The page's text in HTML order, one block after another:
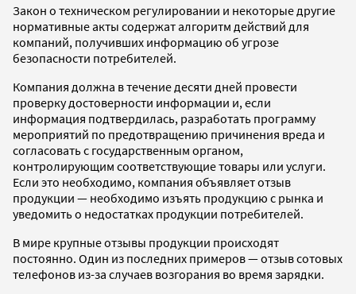
Закон о техническом регулировании и некоторые другие
нормативные акты содержат алгоритм действий для
компаний, получивших информацию об угрозе
безопасности потребителей.
Компания должна в течение десяти дней провести
проверку достоверности информации и, если
информация подтвердилась, разработать программу
мероприятий по предотвращению причинения вреда и
согласовать с государственным органом,
контролирующим соответствующие товары или услуги.
Если это необходимо, компания объявляет отзыв
продукции — необходимо изъять продукцию с рынка и
уведомить о недостатках продукции потребителей.
В мире крупные отзывы продукции происходят
постоянно. Один из последних примеров — отзыв сотовых
телефонов из-за случаев возгорания во время зарядки.